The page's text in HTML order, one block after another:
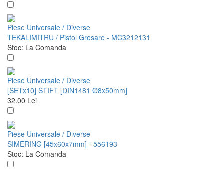
Piese Universale / Diverse
TEKALIMITRU / Pistol Gresare - MC3212131
Stoc: La Comanda
Piese Universale / Diverse
[SETx10] STIFT [DIN1481 Ø8x50mm]
32.00 Lei
Piese Universale / Diverse
SIMERING [45x60x7mm] - 556193
Stoc: La Comanda